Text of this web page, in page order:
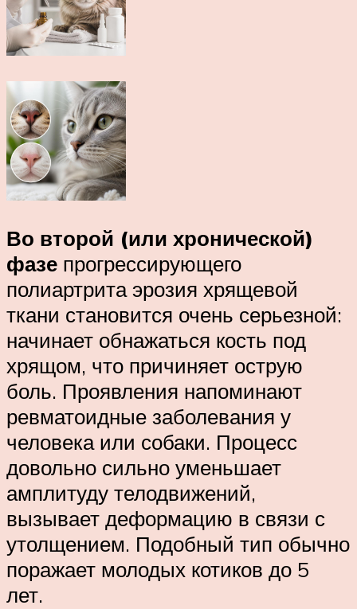
Во второй (или хронической)
фазе прогрессирующего
полиартрита эрозия хрящевой
ткани становится очень серьезной:
начинает обнажаться кость под
хрящом, что причиняет острую
боль. Проявления напоминают
ревматоидные заболевания у
человека или собаки. Процесс
довольно сильно уменьшает
амплитуду телодвижений,
вызывает деформацию в связи с
утолщением. Подобный тип обычно
поражает молодых котиков до 5
лет.